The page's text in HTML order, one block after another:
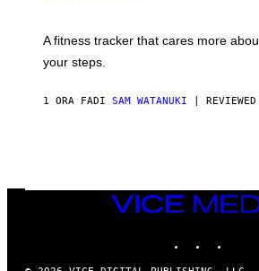
A fitness tracker that cares more
your steps.
1 ORA FADI SAM WATANUKI |
VICE